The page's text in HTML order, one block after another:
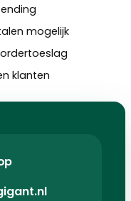
mogelijk
klanten